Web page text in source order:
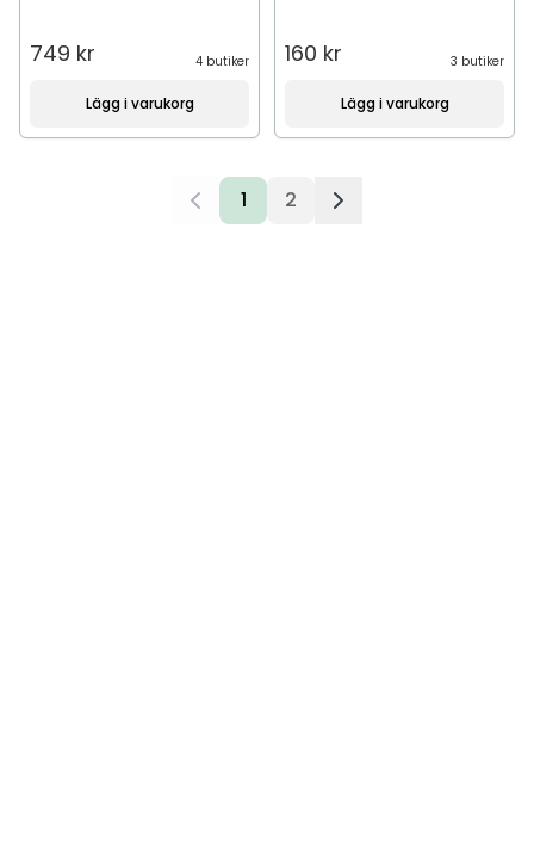
749 kr 4 butiker
Lägg i varukorg
160 kr 3 butiker
Lägg i varukorg
1 2